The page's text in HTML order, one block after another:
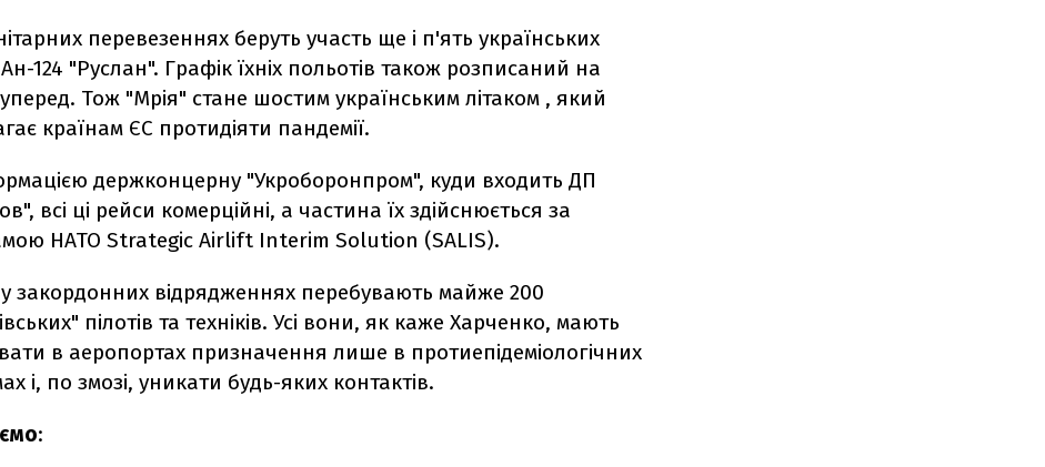
перевезеннях беруть участь ще і п'ять українських
Ан-124 "Руслан". Графік їхніх польотів також розписаний на
Тож "Мрія" стане шостим українським літаком , який
країнам ЄС протидіяти пандемії.
держконцерну "Укроборонпром", куди входить ДП
всі ці рейси комерційні, а частина їх здійснюється за
НАТО Strategic Airlift Interim Solution (SALIS).
у закордонних відрядженнях перебувають майже 200
пілотів та техніків. Усі вони, як каже Харченко, мають
в аеропортах призначення лише в протиепідеміологічних
і, по змозі, уникати будь-яких контактів.
: